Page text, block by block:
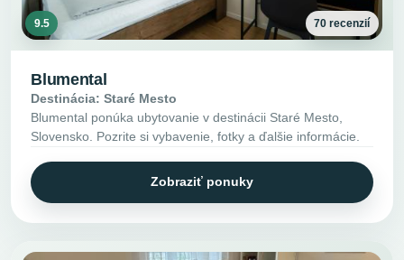
9.5 70 recenzií
Blumental
Destinácia: Staré Mesto
Blumental ponúka ubytovanie v destinácii Staré Mesto,
Slovensko. Pozrite si vybavenie, fotky a ďalšie informácie.
Zobraziť ponuky